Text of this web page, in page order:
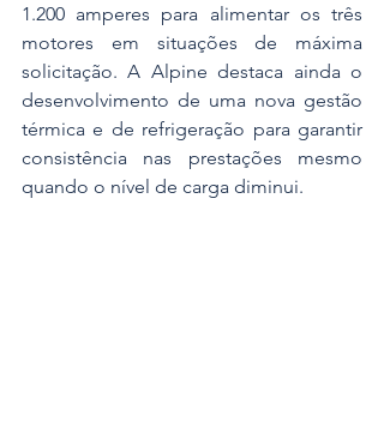
1.200 amperes para alimentar os três
motores em situações de máxima
solicitação. A Alpine destaca ainda o
desenvolvimento de uma nova gestão
térmica e de refrigeração para garantir
consistência nas prestações mesmo
quando o nível de carga diminui.